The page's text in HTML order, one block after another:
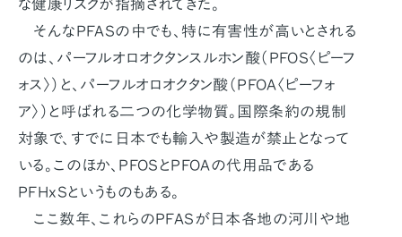
な健康リスクが指摘されてきた。
そんなPFASの中でも、特に有害性が高いとされる
のは、パーフルオロオクタンスルホン酸（PFOS〈ピーフ
ォス〉）と、パーフルオロオクタン酸（PFOA〈ピーフォ
ア〉）と呼ばれる二つの化学物質。国際条約の規制
対象で、すでに日本でも輸入や製造が禁止となって
いる。このほか、PFOSとPFOAの代用品である
PFHxSというものもある。
ここ数年、これらのPFASが日本各地の河川や地